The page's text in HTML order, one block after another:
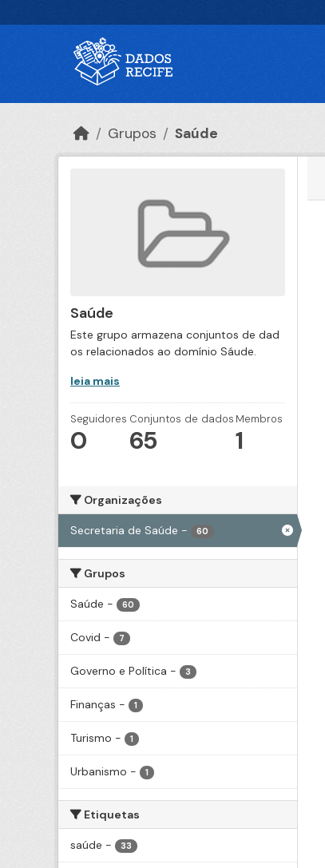
Grupos Saúde
Saúde
Este grupo armazena conjuntos de dad
os relacionados ao domínio Sáude.
leia mais
Seguidores
0
Conjuntos de dados
65
Membros
1
Organizações
Secretaria de Saúde - 60
Grupos
Saúde - 60
Covid - 7
Governo e Política - 3
Finanças - 1
Turismo - 1
Urbanismo - 1
Etiquetas
saúde - 33